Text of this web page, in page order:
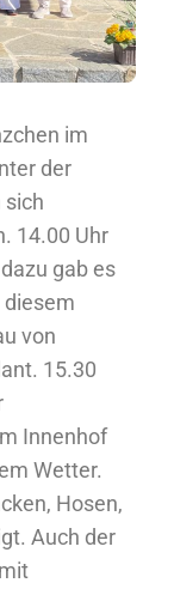
im
der
sich
14.00 Uhr
gab es
diesem
von
15.30
Innenhof
Wetter.
Hosen,
Auch der